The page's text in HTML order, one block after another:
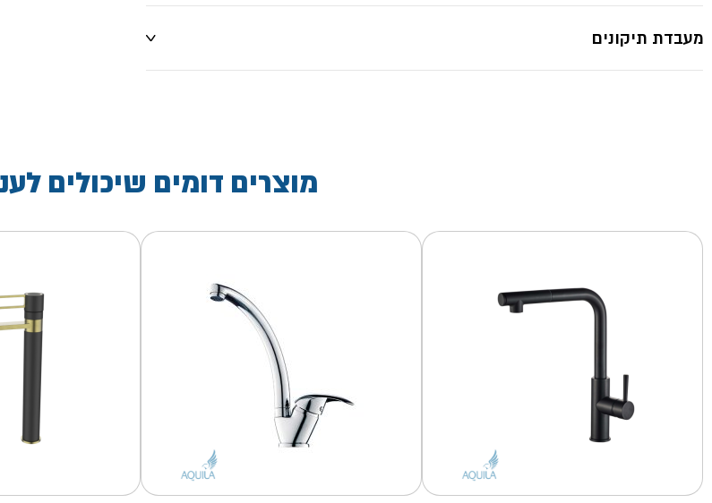
מעבדת תיקונים
מוצרים דומים שיכולים